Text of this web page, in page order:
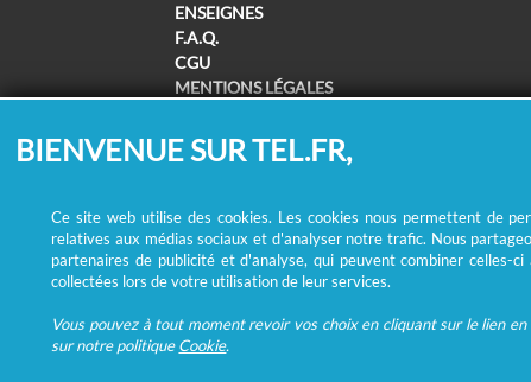
ENSEIGNES
F.A.Q.
CGU
MENTIONS LÉGALES
POLITIQUE DE COOKIES
MODIFIER MES CHOIX COOKIES
REMBOURSEMENT
BIENVENUE SUR TEL.FR,
Ce site web utilise des cookies. Les cookies nous permettent de
relatives aux médias sociaux et d'analyser notre trafic. Nous
partenaires de publicité et d'analyse, qui peuvent combiner celles-
collectées lors de votre utilisation de leur services.
Vous pouvez à tout moment revoir vos choix en cliquant sur le lien
sur notre politiqueCookie.